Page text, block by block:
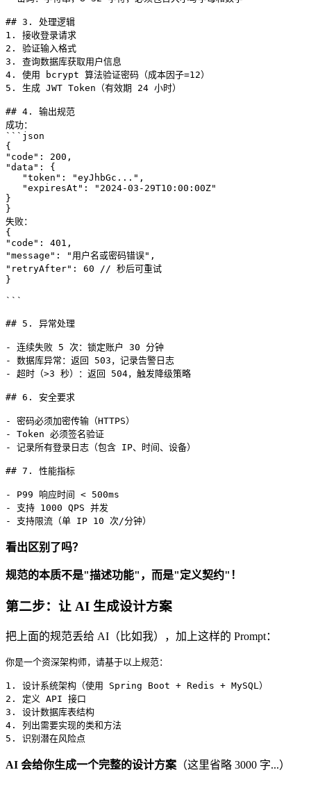
## 3. 处理逻辑
1. 接收登录请求
2. 验证输入格式
3. 查询数据库获取用户信息
4. 使用 bcrypt 算法验证密码（成本因子=12）
5. 生成 JWT Token（有效期 24 小时）
## 4. 输出规范
成功：
```json
{
"code": 200,
"data": {
"token": "eyJhbGc...",
"expiresAt": "2024-03-29T10:00:00Z"
}
}
失败：
{
"code": 401,
"message": "用户名或密码错误",
"retryAfter": 60 // 秒后可重试
}
```
## 5. 异常处理
- 连续失败 5 次：锁定账户 30 分钟
- 数据库异常：返回 503，记录告警日志
- 超时（>3 秒）：返回 504，触发降级策略
## 6. 安全要求
- 密码必须加密传输（HTTPS）
- Token 必须签名验证
- 记录所有登录日志（包含 IP、时间、设备）
## 7. 性能指标
- P99 响应时间 < 500ms
- 支持 1000 QPS 并发
- 支持限流（单 IP 10 次/分钟）
看出区别了吗？
规范的本质不是"描述功能"，而是"定义契约"！
第二步：让 AI 生成设计方案
把上面的规范丢给 AI（比如我），加上这样的 Prompt：
你是一个资深架构师，请基于以上规范：
1. 设计系统架构（使用 Spring Boot + Redis + MySQL）
2. 定义 API 接口
3. 设计数据库表结构
4. 列出需要实现的类和方法
5. 识别潜在风险点
AI 会给你生成一个完整的设计方案 （这里省略 3000 字...）